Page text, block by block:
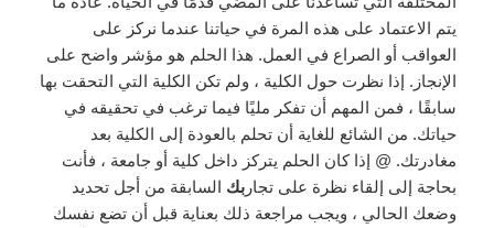
يتم الاعتماد على هذه المرة في حياتنا عندما نركز على
العواقب أو الصراع في العمل. هذا الحلم هو مؤشر واضح على
الإنجاز. إذا نظرت حول الكلية ، ولم تكن الكلية التي التحقت بها
سابقًا ، فمن المهم أن تفكر مليًا فيما ترغب في تحقيقه في
حياتك. من الشائع للغاية أن تحلم بالعودة إلى الكلية بعد
مغادرتك. @ إذا كان الحلم يتركز داخل كلية أو جامعة ، فأنت
بحاجة إلى إلقاء نظرة على تجاربك السابقة من أجل تحديد
وضعك الحالي ، ويجب مراجعة ذلك بعناية قبل أن تضع نفسك